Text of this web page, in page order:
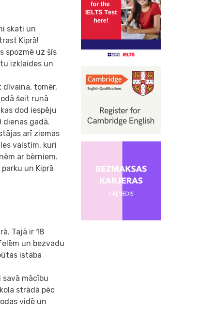
skati un
Kiprā!
spozmē uz šīs
izklaides un
dīvaina, tomēr,
šeit runā
dod iespēju
dienas gadā.
arī ziemas
valstīm, kuri
ar bērniem.
un Kiprā
Tajā ir 18
un bezvadu
istaba
mācību
strādā pēc
vidē un